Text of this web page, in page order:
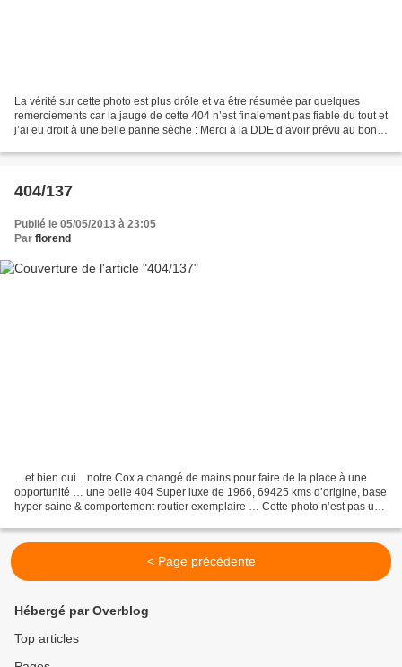
La vérité sur cette photo est plus drôle et va être résumée par quelques
remerciements car la jauge de cette 404 n’est finalement pas fiable du tout et
j’ai eu droit à une belle panne sèche : Merci à la DDE d’avoir prévu au bon
404/137
Publié le 05/05/2013 à 23:05
Par florend
…et bien oui... notre Cox a changé de mains pour faire de la place à une
opportunité … une belle 404 Super luxe de 1966, 69425 kms d’origine, base
hyper saine & comportement routier exemplaire … Cette photo n’est pas une
< Page précédente
Hébergé par Overblog
Top articles